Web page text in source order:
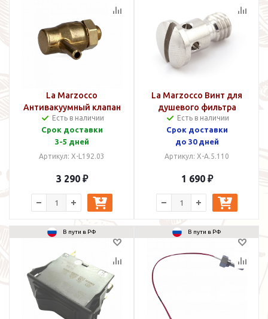
La Marzocco
Антивакуумный клапан
Есть в наличии
Срок доставки
3-5 дней
Артикул: X-L192.03
3 290 ₽
La Marzocco Винт для
душевого фильтра
Есть в наличии
Срок доставки
до 30 дней
Артикул: X-A.5.110
1 690 ₽
В пути в РФ В пути в РФ